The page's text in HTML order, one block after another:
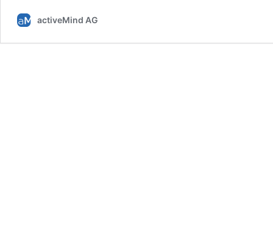
activeMind AG